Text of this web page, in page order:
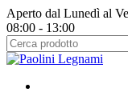
Salta
al
contenuto
principale
Aperto dal Lunedì al
08:00 - 13:00
Chiudi